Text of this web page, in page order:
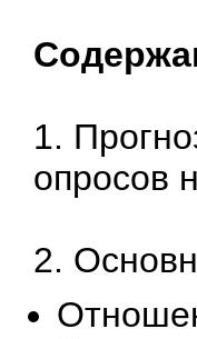
1.
опросов
2.